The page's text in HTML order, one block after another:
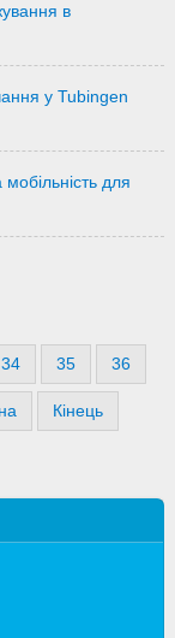
в
у Tubingen
для
34 35 36
Кінець